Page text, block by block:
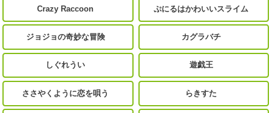
Crazy Raccoon ぷにるはかわいいスライム
ジョジョの奇妙な冒険 カグラバチ
しぐれうい 遊戯王
ささやくように恋を唄う らきすた